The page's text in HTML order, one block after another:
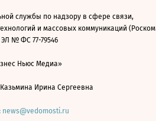
службы по надзору в сфере связи,
и массовых коммуникаций
ЭЛ № ФС 77-79546
Ньюс Медиа»
Ирина Сергеевна
news@vedomosti.ru